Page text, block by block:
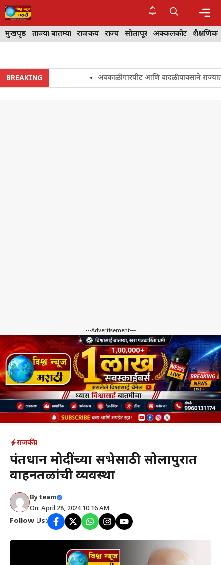
Skip
to
content
मुखपृष्ठ ताज्या बातम्या राजकीय राज्य सोलापूर अक्कलकोट शैक्षणिक
BREAKING अवकाळी गारपीट आणि वादळी पावसाने
---Advertisement---
राजकीय
पंतप्रधान मोदींच्या सभेसाठी सोलापुरात
वाहनतळांची व्यवस्था
By team
On: April 28, 2024 10:16 AM
Follow Us: